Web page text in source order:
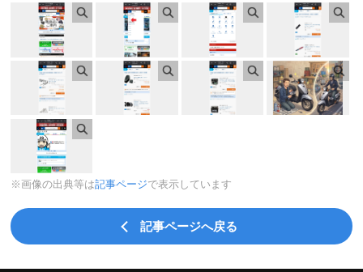
※画像の出典等は記事ページで表示しています
記事ページへ戻る